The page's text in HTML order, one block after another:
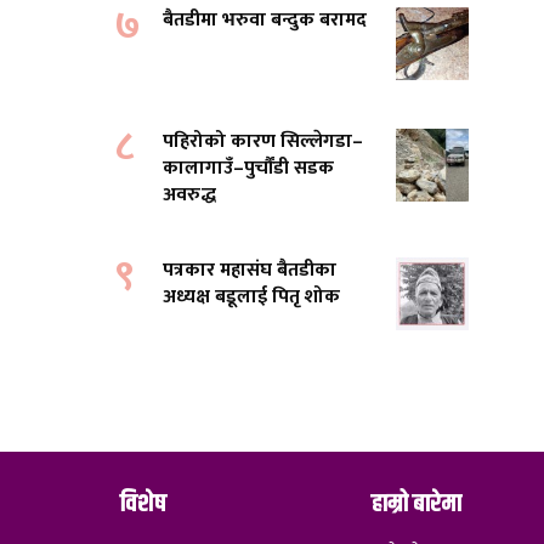
७ बैतडीमा भरुवा बन्दुक बरामद
८
पहिरोको कारण सिल्लेगडा–
कालागाउँ–पुर्चौंडी सडक
अवरुद्ध
९
पत्रकार महासंघ बैतडीका
अध्यक्ष बडूलाई पितृ शोक
विशेष हाम्रो बारेमा